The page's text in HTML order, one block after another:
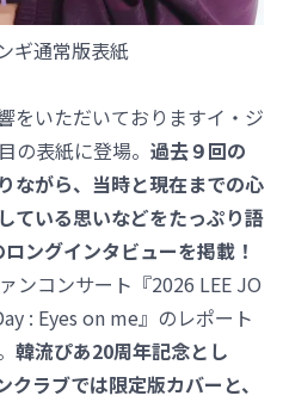
ギ通常版表紙
をいただいておりますイ・ジ
の表紙に登場。 過去９回の
ながら、当時と現在までの心
ている思いなどをたっぷり語
ングインタビューを掲載！
ンコンサート『2026 LEE JO
: Eyes on me』のレポート
韓流ぴあ20周年記念とし
ラブでは限定版カバーと、